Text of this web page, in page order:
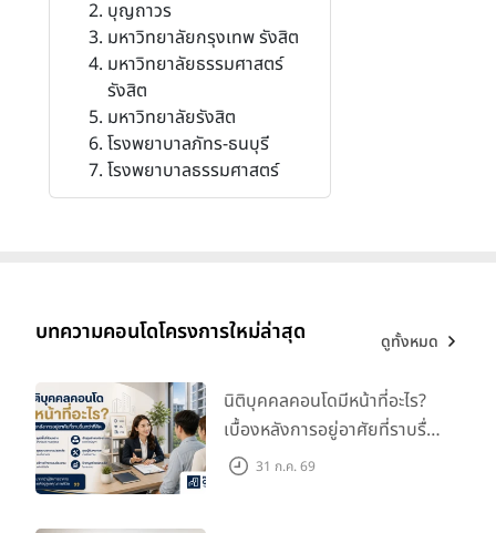
บุญถาวร
มหาวิทยาลัยกรุงเทพ รังสิต
มหาวิทยาลัยธรรมศาสตร์
รังสิต
มหาวิทยาลัยรังสิต
โรงพยาบาลภัทร-ธนบุรี
โรงพยาบาลธรรมศาสตร์
บทความคอนโดโครงการใหม่ล่าสุด ดูทั้งหมด
นิติบุคคลคอนโดมีหน้าที่อะไร?
เบื้องหลังการอยู่อาศัยที่ราบรื่น
กว่าที่คิด31 ก.ค. 69